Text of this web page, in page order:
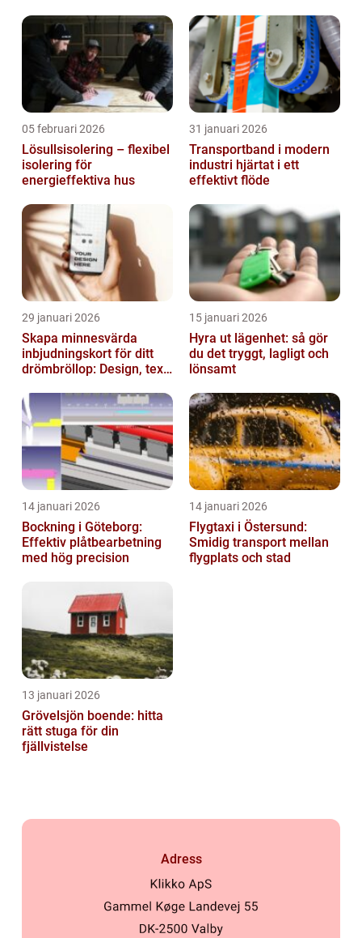
05 februari 2026
Lösullsisolering – flexibel
isolering för
energieffektiva hus
31 januari 2026
Transportband i modern
industri hjärtat i ett
effektivt flöde
29 januari 2026
Skapa minnesvärda
inbjudningskort för ditt
drömbröllop: Design, text
15 januari 2026
Hyra ut lägenhet: så gör
du det tryggt, lagligt och
lönsamt
14 januari 2026
Bockning i Göteborg:
Effektiv plåtbearbetning
med hög precision
14 januari 2026
Flygtaxi i Östersund:
Smidig transport mellan
flygplats och stad
13 januari 2026
Grövelsjön boende: hitta
rätt stuga för din
fjällvistelse
Adress